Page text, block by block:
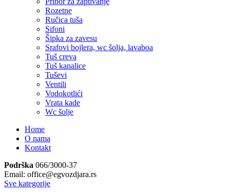
Rozetne
Ručica tuša
Sifoni
Šipka za zavesu
Srafovi bojlera, wc šolja, lavaboa
Tuš creva
Tuš kanalice
Tuševi
Ventili
Vodokotlići
Vrata kade
Wc šolje
Home
O nama
Kontakt
Podrška 066/3000-37
Email: office@egvozdjara.rs
Sve kategorije